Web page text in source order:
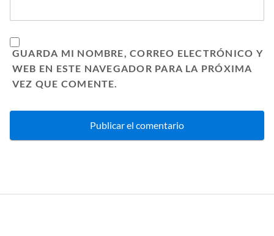
GUARDA MI NOMBRE, CORREO ELECTRÓNICO Y
WEB EN ESTE NAVEGADOR PARA LA PRÓXIMA
VEZ QUE COMENTE.